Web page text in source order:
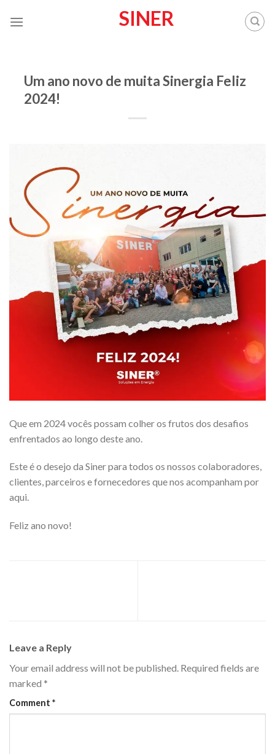
SINER
Um ano novo de muita Sinergia Feliz
2024!
Que em 2024 vocês possam colher os frutos dos desafios
enfrentados ao longo deste ano.
Este é o desejo da Siner para todos os nossos colaboradores,
clientes, parceiros e fornecedores que nos acompanham por
aqui.
Feliz ano novo!
Leave a Reply
Your email address will not be published. Required fields are
marked *
Comment *